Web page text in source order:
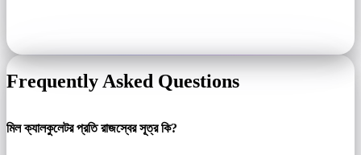
Frequently Asked Questions
মিল ক্যালকুলেটর প্রতি রাজস্বের সূত্র কি?